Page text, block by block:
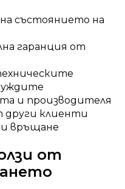
състоянието на
гаранция от
и производителя
клиенти
и връщане
от